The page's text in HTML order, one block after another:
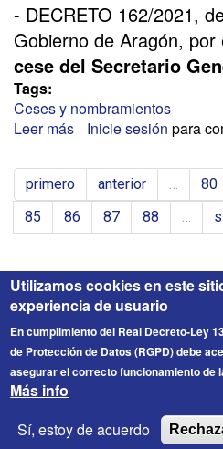
- DECRETO 162/2021,
Gobierno de Aragón, por
cese del Secretario
Tags:
Ceses y nombramientos
Leer más sobre
EN
EL
GOBIERNO
DE
Inicie sesión para
primero anterior … 80
85
86 87 88 …
FICESA
derechos
Utilizamos cookies en este
experiencia de usuario
En cumplimiento del Real Decreto-Ley
de Protección de Datos (RGPD) debe
asegurar el correcto funcionamiento de
Más info
Sí, estoy de acuerdo